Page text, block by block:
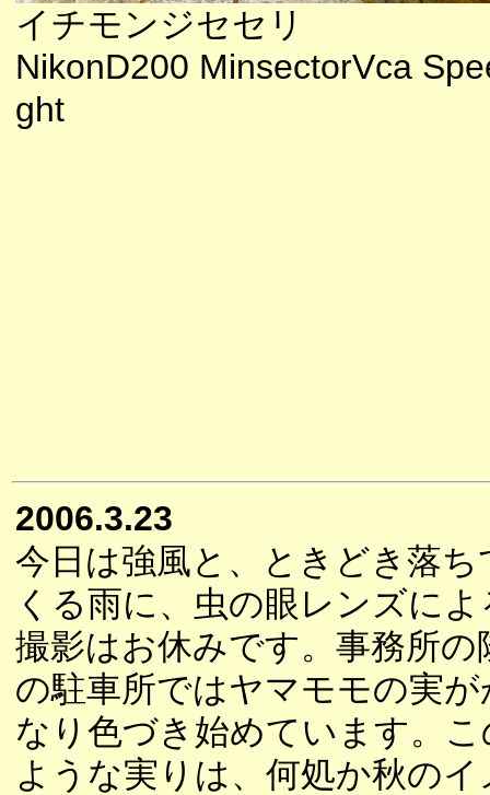
イチモンジセセリ
NikonD200 MinsectorVca
ght
2006.3.23
今日は強風と、ときどき落ち
くる雨に、虫の眼レンズによ
撮影はお休みです。事務所の
の駐車所ではヤマモモの実が
なり色づき始めています。こ
ような実りは、何処か秋のイ